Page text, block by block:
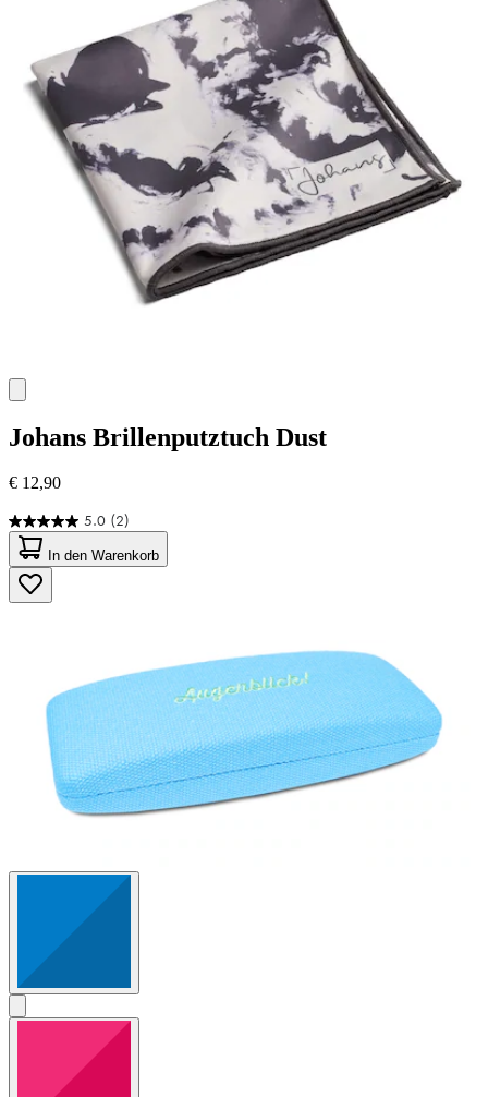
Johans Brillenputztuch Dust
€ 12,90
5.0 (2)
5.0
von
5
Sternen.
2
In den Warenkorb